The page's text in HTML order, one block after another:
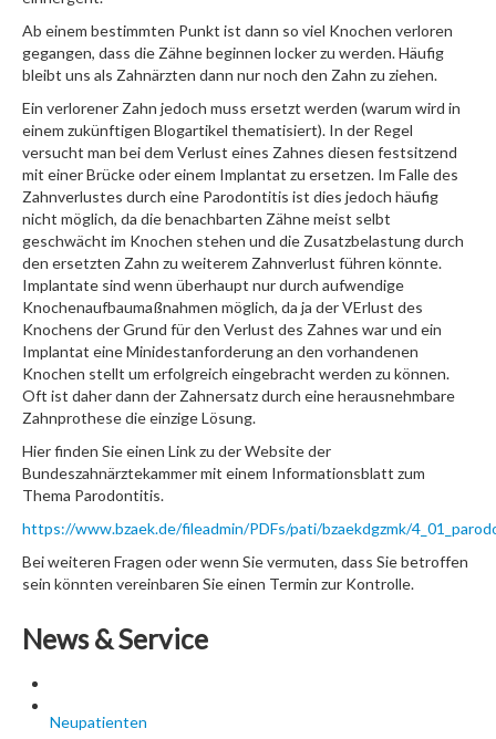
Ab einem bestimmten Punkt ist dann so viel Knochen verloren
gegangen, dass die Zähne beginnen locker zu werden. Häufig
bleibt uns als Zahnärzten dann nur noch den Zahn zu ziehen.
Ein verlorener Zahn jedoch muss ersetzt werden (warum wird in
einem zukünftigen Blogartikel thematisiert). In der Regel
versucht man bei dem Verlust eines Zahnes diesen festsitzend
mit einer Brücke oder einem Implantat zu ersetzen. Im Falle des
Zahnverlustes durch eine Parodontitis ist dies jedoch häufig
nicht möglich, da die benachbarten Zähne meist selbt
geschwächt im Knochen stehen und die Zusatzbelastung durch
den ersetzten Zahn zu weiterem Zahnverlust führen könnte.
Implantate sind wenn überhaupt nur durch aufwendige
Knochenaufbaumaßnahmen möglich, da ja der VErlust des
Knochens der Grund für den Verlust des Zahnes war und ein
Implantat eine Minidestanforderung an den vorhandenen
Knochen stellt um erfolgreich eingebracht werden zu können.
Oft ist daher dann der Zahnersatz durch eine herausnehmbare
Zahnprothese die einzige Lösung.
Hier finden Sie einen Link zu der Website der
Bundeszahnärztekammer mit einem Informationsblatt zum
Thema Parodontitis.
https://www.bzaek.de/fileadmin/PDFs/pati/bzaekdgzmk/
Bei weiteren Fragen oder wenn Sie vermuten, dass Sie betroffen
sein könnten vereinbaren Sie einen Termin zur Kontrolle.
News & Service
Neupatienten